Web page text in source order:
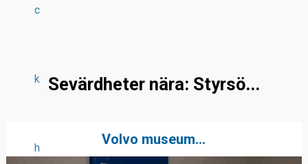
c
k
h
Sevärdheter nära: Styrsö...
Volvo museum...